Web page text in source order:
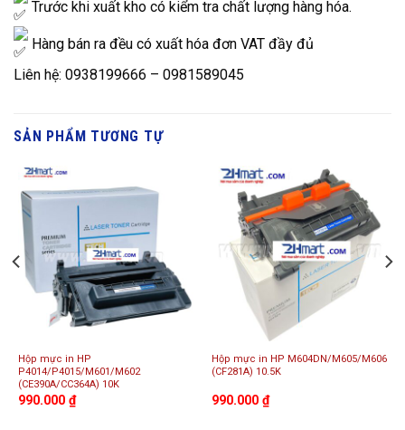
Trước khi xuất kho có kiểm tra chất lượng hàng hóa.
Hàng bán ra đều có xuất hóa đơn VAT đầy đủ
Liên hệ: 0938199666 – 0981589045
SẢN PHẨM TƯƠNG TỰ
Hộp mực in HP
P4014/P4015/M601/M602
(CE390A/CC364A) 10K
990.000 ₫
Hộp mực in HP M604DN/M605/M606
(CF281A) 10.5K
990.000 ₫